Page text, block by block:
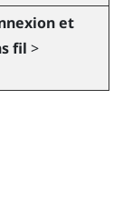
et
fil >